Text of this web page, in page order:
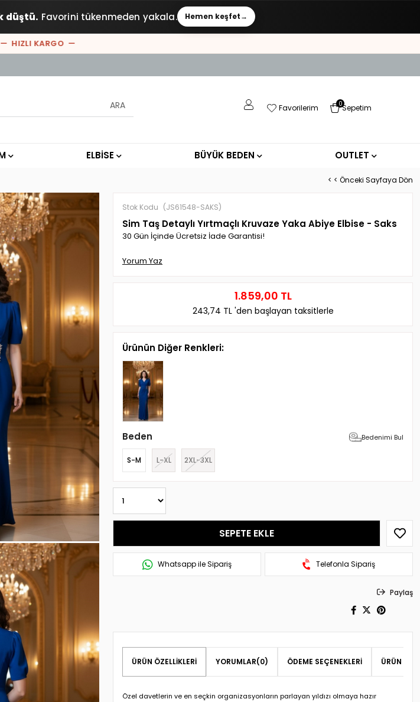
düştü. Favorini tükenmeden yakala. Hemen keşfet→
KARGO —
Sepetim
0
Favorilerim
ELBİSE BÜYÜK BEDEN OUTLET
< < Önceki Sayfaya Dön
Stok Kodu (JS61548-SAKS)
Sim Taş Detaylı Yırtmaçlı Kruvaze Yaka Abiye Elbise - Saks
30 Gün İçinde Ücretsiz İade Garantisi!
Yorum Yaz
1.859,00 TL
243,74 TL 'den başlayan taksitlerle
Ürünün Diğer Renkleri:
Beden Bedenimi Bul
S-M L-XL 2XL-3XL
Whatsapp ile Sipariş Telefonla Sipariş
Paylaş
ÜRÜN ÖZELLIKLERI YORUMLAR(0) ÖDEME SEÇENEKLERI ÜRÜN
Özel davetlerin ve en seçkin organizasyonların parlayan yıldızı olmaya hazır